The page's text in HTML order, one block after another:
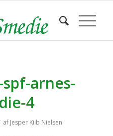
arnes-
4
af Jesper Kiib Nielsen